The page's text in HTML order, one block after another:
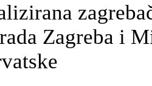
Zagreba i